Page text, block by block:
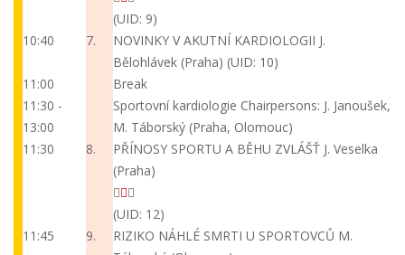
(UID: 9)
10:40
7. NOVINKY V AKUTNÍ KARDIOLOGII J.
Bělohlávek (Praha) (UID: 10)
11:00
Break
11:30 -
13:00
Sportovní kardiologie Chairpersons: J. Janoušek,
M. Táborský (Praha, Olomouc)
11:30
8. PŘÍNOSY SPORTU A BĚHU ZVLÁŠŤ J. Veselka
(Praha)
(UID: 12)
11:45
9. RIZIKO NÁHLÉ SMRTI U SPORTOVCŮ M.